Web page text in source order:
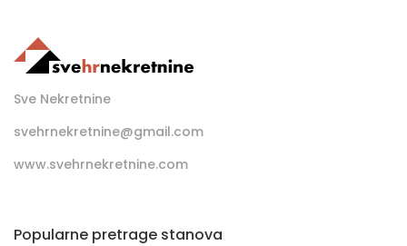
Sve Nekretnine
svehrnekretnine@gmail.com
www.svehrnekretnine.com
Popularne pretrage stanova